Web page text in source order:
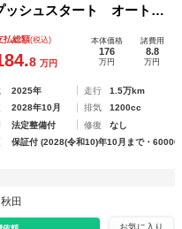
シュスタート オートエ
ステム 衝突安全ボディ
払総額(税込)
8 万円
本体価格
176
万円
諸費用
8.8
万円
2025年 走行
1.5万km
2028年10月 排気
1200cc
法定整備付 修復
なし
保証付 (2028(令和10)年10月まで・
田
お気に入り